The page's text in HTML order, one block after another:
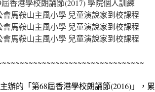
朗誦節(2017) 學院個人訓練
風小學 兒童演說家到校課程
風小學 兒童演說家到校課程
風小學 兒童演說家到校課程
辦的「第68屆香港學校朗誦節(2016)」，累